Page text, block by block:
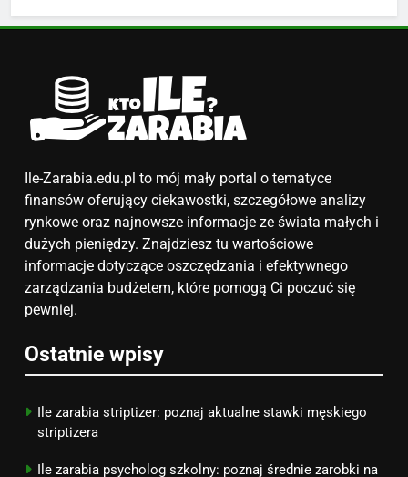
średnie zarobki na tym
Akcje charytatywne w szkole:
pomysły i przykłady, które
ZAROBKI
7
Jak przygotować się finansowo
na narodziny dziecka: ile to
kosztuje i jak zaplanować
PORADY
Netflix tagger — czym jest,
PRACA
Ile-Zarabia.edu.pl to mój mały portal o tematyce
finansów oferujący ciekawostki, szczegółowe analizy
rynkowe oraz najnowsze informacje ze świata małych i
dużych pieniędzy. Znajdziesz tu wartościowe
informacje dotyczące oszczędzania i efektywnego
zarządzania budżetem, które pomogą Ci poczuć się
pewniej.
Ostatnie wpisy
Ile zarabia striptizer: poznaj aktualne stawki męskiego
striptizera
Ile zarabia psycholog szkolny: poznaj średnie zarobki na